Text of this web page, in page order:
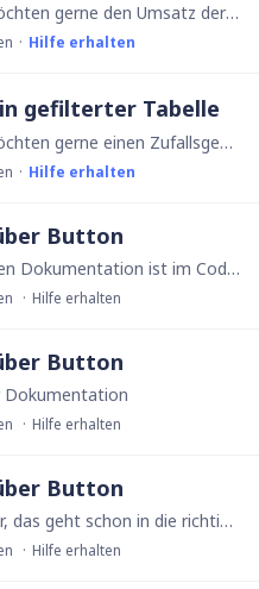
Hallo Zusammen, wir möchten gerne den Umsatz der letzten 12 Monate im Kundenkonto abbilden. Wir kommen jedoch nicht weiter. let AA := this; sum((select Rechnungen where CRM = AA and yearmonth(Datum)…
Hilfe erhalten
gefilterter Tabelle
Hallo Zusammen, wir möchten gerne einen Zufallsgenerator in Ninox bauen. Dazu möchten wir gerne, dass der Code einen zufälligen Datensatz aus der Tabelle "Teilnehmer" wählt,…
Hilfe erhalten
Button
@planox. pro Zur weiteren Dokumentation ist im Code vorgesehen, dass der Status im Datensatz der Untertabelle geändert wird. Den Code habe ich schon, fehlt mir sozusagen nur noch die Automation der…
Hilfe erhalten
Button
Dokumentation
Hilfe erhalten
Button
@DIGITOOL Hallo, super, das geht schon in die richtige Richtung. Wir möchten es jedoch nicht einzeln per Mail versenden, sondern ausdrucken und oldschool per Post versenden.…
Hilfe erhalten